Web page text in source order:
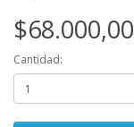
$68.000,00
Cantidad: